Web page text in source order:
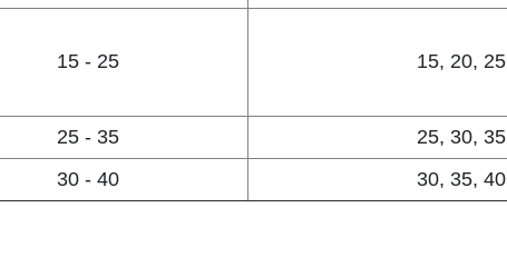
15 - 25 15, 20, 25
25 - 35 25, 30, 35
30 - 40 30, 35, 40